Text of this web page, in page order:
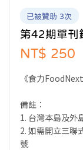
已被贊助 3次
第42期單刊
NT$ 250
《食力
備註：
1. 台灣本島及外
2. 如需開立三聯
號